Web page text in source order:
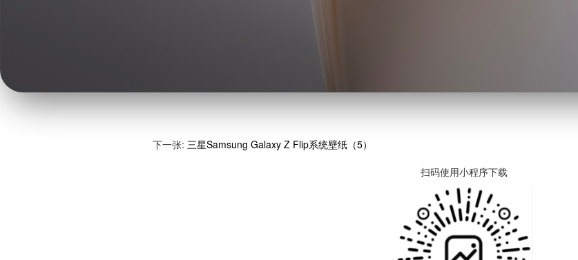
下一张: 三星Samsung Galaxy Z Flip系统壁纸（5）
扫码使用小程序下载